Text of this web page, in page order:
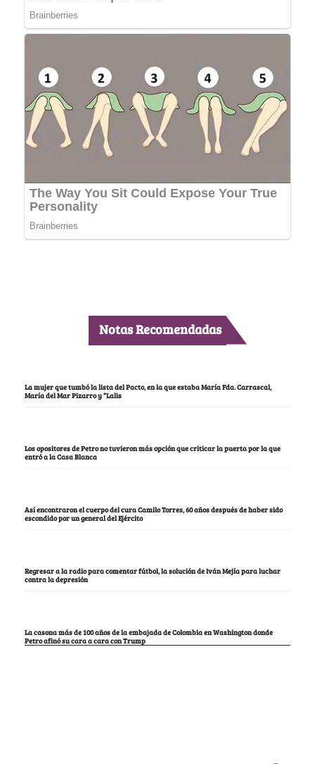
Notas Recomendadas
La mujer que tumbó la lista del Pacto, en la que estaba María Fda. Carrascal,
María del Mar Pizarro y “Lalis
Los opositores de Petro no tuvieron más opción que criticar la puerta por la que
entró a la Casa Blanca
Así encontraron el cuerpo del cura Camilo Torres, 60 años después de haber sido
escondido por un general del Ejército
Regresar a la radio para comentar fútbol, la solución de Iván Mejía para luchar
contra la depresión
La casona más de 100 años de la embajada de Colombia en Washington donde
Petro afinó su cara a cara con Trump